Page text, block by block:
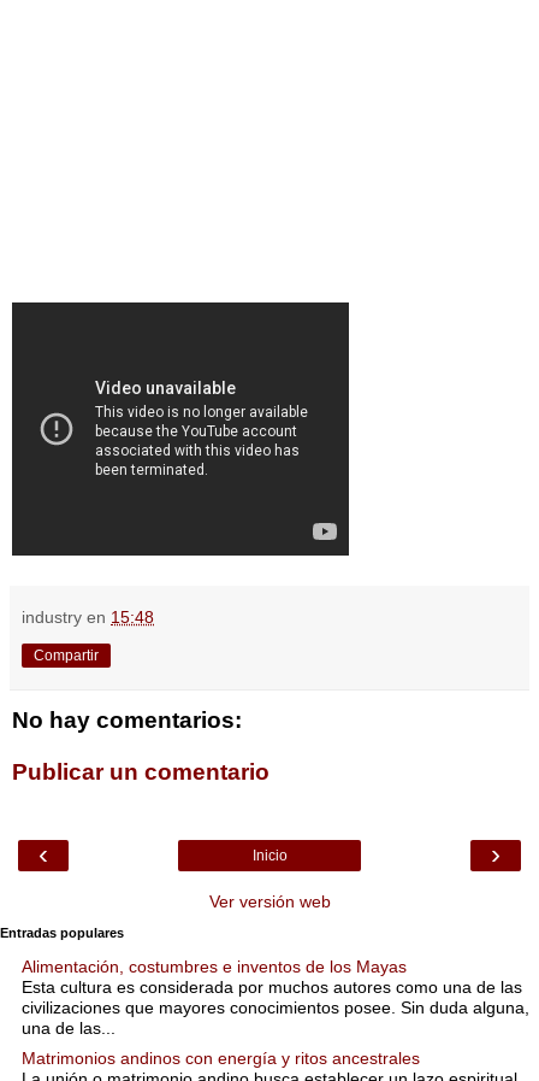
industry en 15:48
Compartir
No hay comentarios:
Publicar un comentario
‹ ›
Inicio
Ver versión web
Entradas populares
Alimentación, costumbres e inventos de los Mayas
Esta cultura es considerada por muchos autores como una de las
civilizaciones que mayores conocimientos posee. Sin duda alguna,
una de las...
Matrimonios andinos con energía y ritos ancestrales